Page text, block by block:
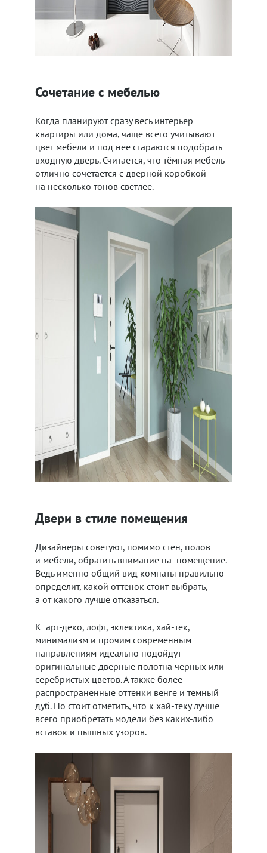
Сочетание с мебелью
Когда планируют сразу весь интерьер
квартиры или дома, чаще всего учитывают
цвет мебели и под неё стараются подобрать
входную дверь. Считается, что тёмная мебель
отлично сочетается с дверной коробкой
на несколько тонов светлее.
Двери в стиле помещения
Дизайнеры советуют, помимо стен, полов
и мебели, обратить внимание на помещение.
Ведь именно общий вид комнаты правильно
определит, какой оттенок стоит выбрать,
а от какого лучше отказаться.
К арт-деко, лофт, эклектика, хай-тек,
минимализм и прочим современным
направлениям идеально подойдут
оригинальные дверные полотна черных или
серебристых цветов. А также более
распространенные оттенки венге и темный
дуб. Но стоит отметить, что к хай-теку лучше
всего приобретать модели без каких-либо
вставок и пышных узоров.